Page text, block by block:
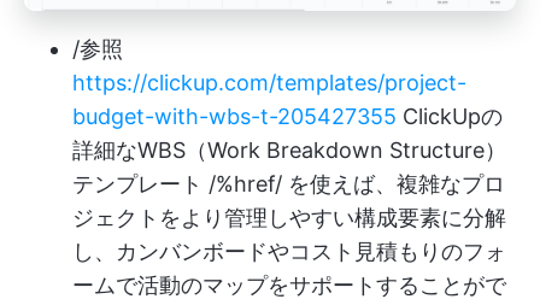
/参照
https://clickup.com/templates/project-
budget-with-wbs-t-205427355 ClickUpの
詳細なWBS（Work Breakdown Structure）
テンプレート /%href/ を使えば、複雑なプロ
ジェクトをより管理しやすい構成要素に分解
し、カンバンボードやコスト見積もりのフォ
ームで活動のマップをサポートすることがで